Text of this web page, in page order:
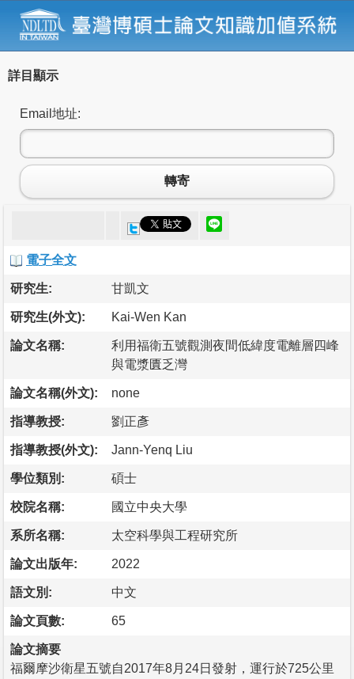
詳目顯示
Email地址:
轉寄
電子全文
研究生: 甘凱文
研究生(外文): Kai-Wen Kan
論文名稱:
利用福衛五號觀測夜間低緯度電離層四峰
與電漿匱乏灣
論文名稱(外文): none
指導教授: 劉正彥
指導教授(外文): Jann-Yenq Liu
學位類別: 碩士
校院名稱: 國立中央大學
系所名稱: 太空科學與工程研究所
論文出版年: 2022
語文別: 中文
論文頁數: 65
論文摘要
福爾摩沙衛星五號自2017年8月24日發射，運行於725公里